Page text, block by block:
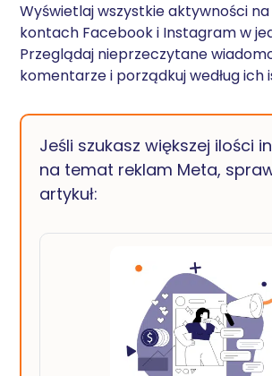
Wyświetlaj wszystkie aktywności
kontach Facebook i Instagram w
Przeglądaj nieprzeczytane
komentarze i porządkuj według ich
Jeśli szukasz większej ilości
na temat reklam Meta,
artykuł: